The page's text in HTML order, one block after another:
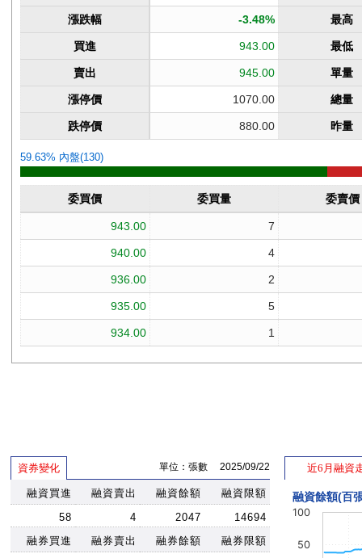
資券變化 單位：張數 2025/09/22
融資買進 融資賣出 融資餘額
融資限額
58
4 2047
14694
融券買進
融券賣出 融券餘額
融券限額
近6月融資
融資餘額(百
50
100